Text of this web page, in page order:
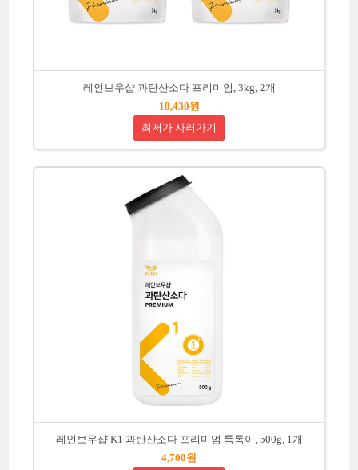
레인보우샵 과탄산소다 프리미엄, 3kg, 2개
18,430원
최저가 사러가기
레인보우샵 K1 과탄산소다 프리미엄 톡톡이, 500g, 1개
4,700원